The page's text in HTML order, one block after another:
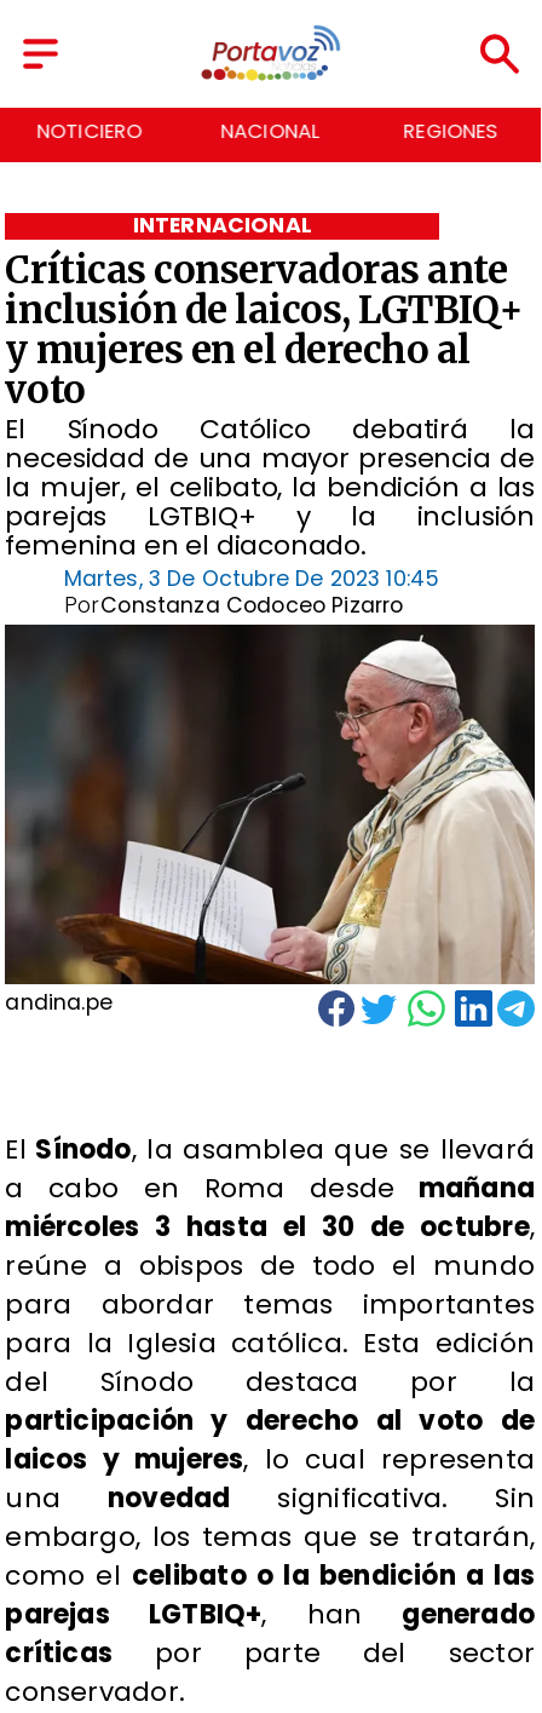
NACIONAL REGIONES ECONOMÍA
Críticas conservadoras ante
inclusión de laicos, LGTBIQ+
y mujeres en el derecho al
voto
El Sínodo Católico debatirá la
necesidad de una mayor presencia de
la mujer, el celibato, la bendición a las
parejas LGTBIQ+ y la inclusión
femenina en el diaconado.
INTERNACIONAL
Martes, 3 De Octubre De 2023 10:45
Constanza Codoceo Pizarro
Por
andina.pe
El Sínodo, la asamblea que se llevará
a cabo en Roma desde mañana
miércoles 3 hasta el 30 de octubre,
reúne a obispos de todo el mundo
para abordar temas importantes
para la Iglesia católica. Esta edición
del Sínodo destaca por la
participación y derecho al voto de
laicos y mujeres, lo cual representa
una novedad significativa. Sin
embargo, los temas que se tratarán,
como el celibato o la bendición a las
parejas LGTBIQ+, han generado
críticas por parte del sector
conservador.